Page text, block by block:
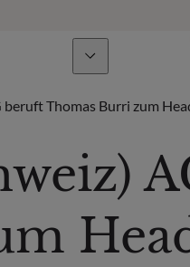
beruft Thomas Burri zum